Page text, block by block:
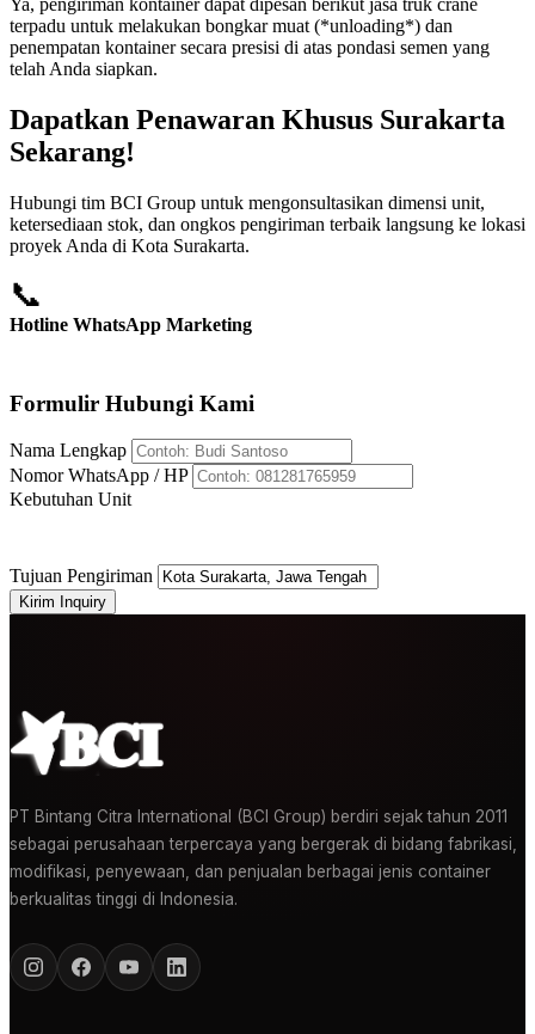
Ya, pengiriman kontainer dapat dipesan berikut jasa truk crane
terpadu untuk melakukan bongkar muat (*unloading*) dan
penempatan kontainer secara presisi di atas pondasi semen yang
telah Anda siapkan.
Dapatkan Penawaran Khusus Surakarta
Sekarang!
Hubungi tim BCI Group untuk mengonsultasikan dimensi unit,
ketersediaan stok, dan ongkos pengiriman terbaik langsung ke lokasi
proyek Anda di Kota Surakarta.
📞
Hotline WhatsApp Marketing
Formulir Hubungi Kami
Nama Lengkap
Nomor WhatsApp / HP
Kebutuhan Unit
Tujuan Pengiriman
Kirim Inquiry
PT Bintang Citra International (BCI Group) berdiri sejak tahun 2011
sebagai perusahaan terpercaya yang bergerak di bidang fabrikasi,
modifikasi, penyewaan, dan penjualan berbagai jenis container
berkualitas tinggi di Indonesia.